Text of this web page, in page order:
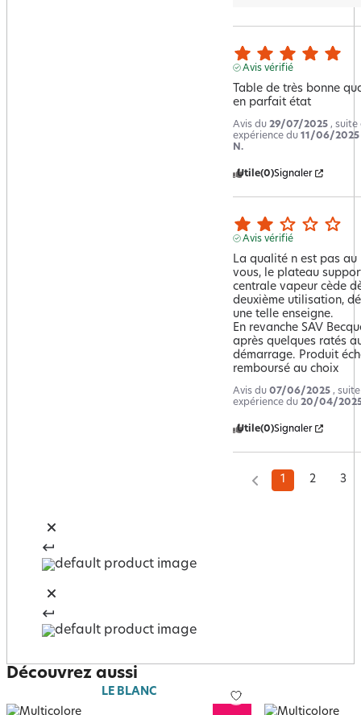
Avis vérifié
Table de très bonne
en parfait état
Avis du 29/07/2025 , suite
expérience du 11/06/2025
N.
Utile(0)Signaler
Avis vérifié
La qualité n est pas au
vous, le plateau
centrale vapeur cède
deuxième utilisation,
une telle enseigne.
En revanche SAV
après quelques ratés
démarrage. Produit
remboursé au choix
Avis du 07/06/2025 ,
expérience du 20/04/
Utile(0)Signaler
1 2 3
Découvrez aussi
LE BLANC